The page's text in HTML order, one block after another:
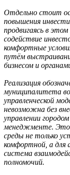
Отдельно стоит
повышения
продвигаясь в
содействие
комфортные
путём
бизнесом и
Реализация
муниципалитета
управленческой
невозможна без
управлении
менеджменте. Это
среды не только
комфортной, а для
система
полномочий.